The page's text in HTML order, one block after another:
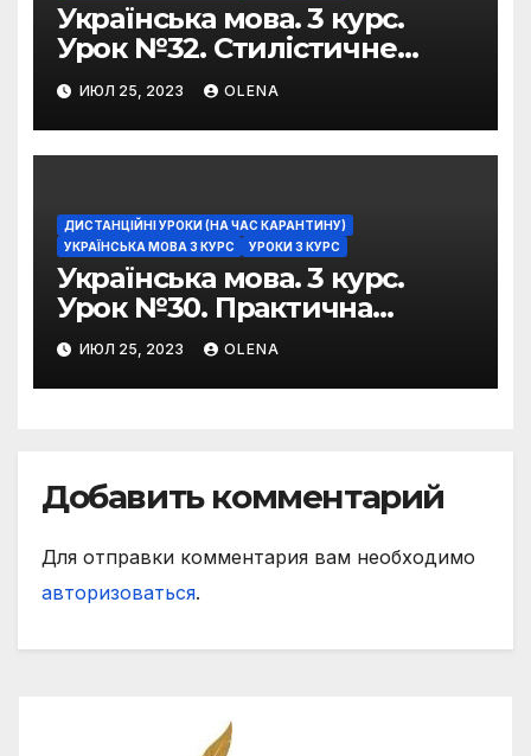
Українська мова. 3 курс.
Урок №32. Стилістичне
забарвлення
фразеологізмів
ИЮЛ 25, 2023 OLENA
ДИСТАНЦІЙНІ УРОКИ (НА ЧАС КАРАНТИНУ)
УКРАЇНСЬКА МОВА 3 КУРС
УРОКИ 3 КУРС
Українська мова. 3 курс.
Урок №30. Практична
риторика. Оцінювальні
жанри. Характеристика
ИЮЛ 25, 2023 OLENA
Добавить комментарий
Для отправки комментария вам необходимо
авторизоваться.